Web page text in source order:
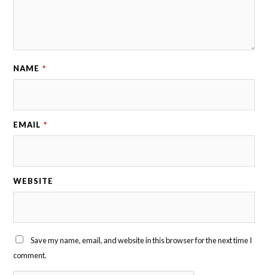
NAME *
EMAIL *
WEBSITE
Save my name, email, and website in this browser for the next time I
comment.